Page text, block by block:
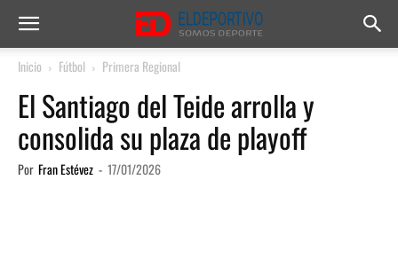
Inicio Fútbol Primera Regional
El Santiago del Teide arrolla y
consolida su plaza de playoff
Por Fran Estévez - 17/01/2026